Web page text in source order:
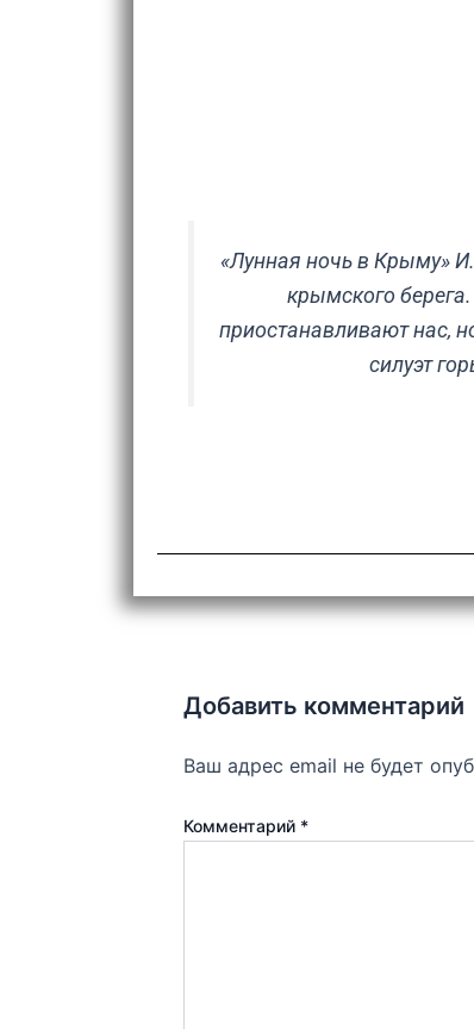
«Лунная ночь в Крыму»
крымского
приостанавливают нас,
силуэт
Добавить комментарий
Ваш адрес email не будет
Комментарий *